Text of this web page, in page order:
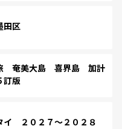
区
奄美大島 喜界島 加計
訂版
２０２７～２０２８